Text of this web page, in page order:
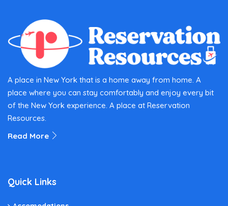
A place in New York that is a home away from home. A
place where you can stay comfortably and enjoy every bit
of the New York experience. A place at Reservation
Resources.
Read More
Quick Links